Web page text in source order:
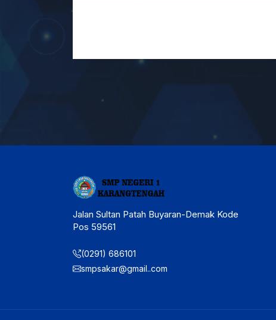
Jalan Sultan Patah Buyaran-Demak Kode
Pos 59561
(0291) 686101
smpsakar@gmail..com